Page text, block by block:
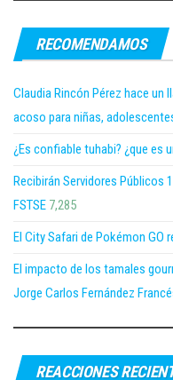
RECOMENDAMOS
Claudia Rincón Pérez hace un
acoso para niñas,
¿Es confiable tuhabi? ¿que es
Recibirán Servidores Públicos
FSTSE 7,285
El City Safari de Pokémon GO
El impacto de los tamales
Jorge Carlos Fernández
REACCIONES